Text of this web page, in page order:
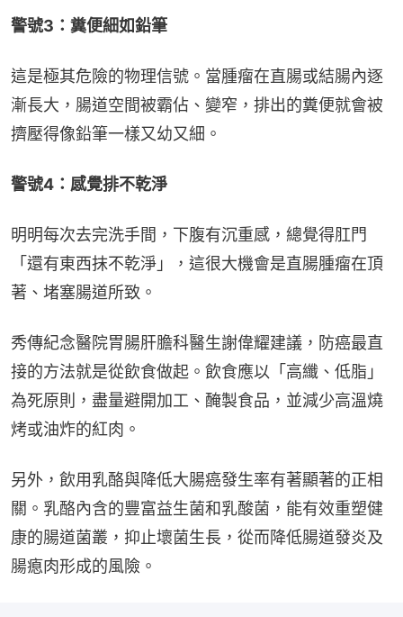
警號3：糞便細如鉛筆
這是極其危險的物理信號。當腫瘤在直腸或結腸內逐
漸長大，腸道空間被霸佔、變窄，排出的糞便就會被
擠壓得像鉛筆一樣又幼又細。
警號4：感覺排不乾淨
明明每次去完洗手間，下腹有沉重感，總覺得肛門
「還有東西抹不乾淨」，這很大機會是直腸腫瘤在頂
著、堵塞腸道所致。
秀傳紀念醫院胃腸肝膽科醫生謝偉耀建議，防癌最直
接的方法就是從飲食做起。飲食應以「高纖、低脂」
為死原則，盡量避開加工、醃製食品，並減少高溫燒
烤或油炸的紅肉。
另外，飲用乳酪與降低大腸癌發生率有著顯著的正相
關。乳酪內含的豐富益生菌和乳酸菌，能有效重塑健
康的腸道菌叢，抑止壞菌生長，從而降低腸道發炎及
腸瘜肉形成的風險。